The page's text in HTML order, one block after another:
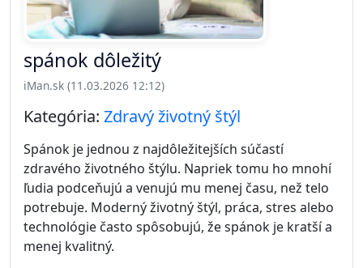
spánok dôležitý
iMan.sk (11.03.2026 12:12)
Kategória: Zdravý životný štýl
Spánok je jednou z najdôležitejších súčastí
zdravého životného štýlu. Napriek tomu ho mnohí
ľudia podceňujú a venujú mu menej času, než telo
potrebuje. Moderný životný štýl, práca, stres alebo
technológie často spôsobujú, že spánok je kratší a
menej kvalitný.